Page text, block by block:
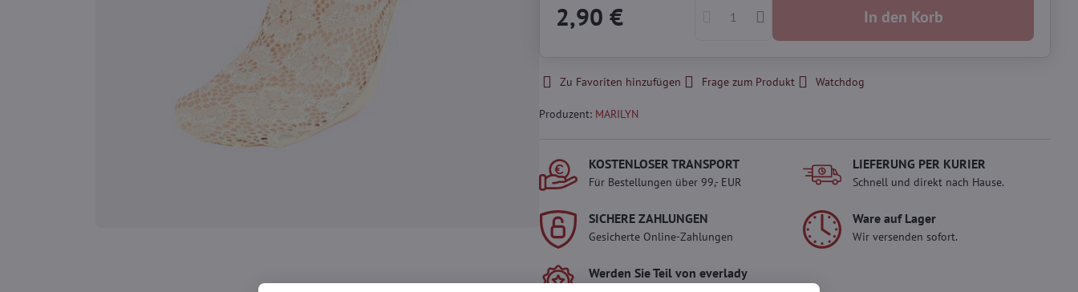
2,90 € In den Korb
Zu Favoriten hinzufügen Frage zum Produkt Watchdog
Produzent: MARILYN
KOSTENLOSER TRANSPORT
Für Bestellungen über 99,- EUR
LIEFERUNG PER KURIER
Schnell und direkt nach Hause.
SICHERE ZAHLUNGEN
Gesicherte Online-Zahlungen
Ware auf Lager
Wir versenden sofort.
Werden Sie Teil von everlady